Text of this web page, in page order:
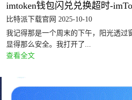
imtoken钱包闪兑兑换超时-
比特派下载官网 2025-10-10
我记得那是一个周末的下午，阳光透过
显得那么安全。我打开了...
查看全文